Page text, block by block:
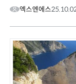
엑스엔에스